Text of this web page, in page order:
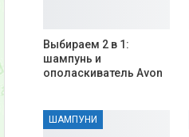
Выбираем 2 в 1:
шампунь и
ополаскиватель Avon
ШАМПУНИ